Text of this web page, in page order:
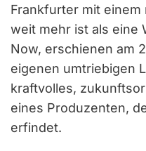
Frankfurter mit einem
weit mehr ist als eine
Now, erschienen am
eigenen umtriebigen
kraftvolles,
eines Produzenten,
erfindet.